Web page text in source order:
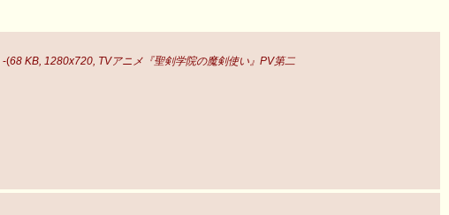
-(68 KB, 1280x720, TVアニメ『聖剣学院の魔剣使い』PV第二